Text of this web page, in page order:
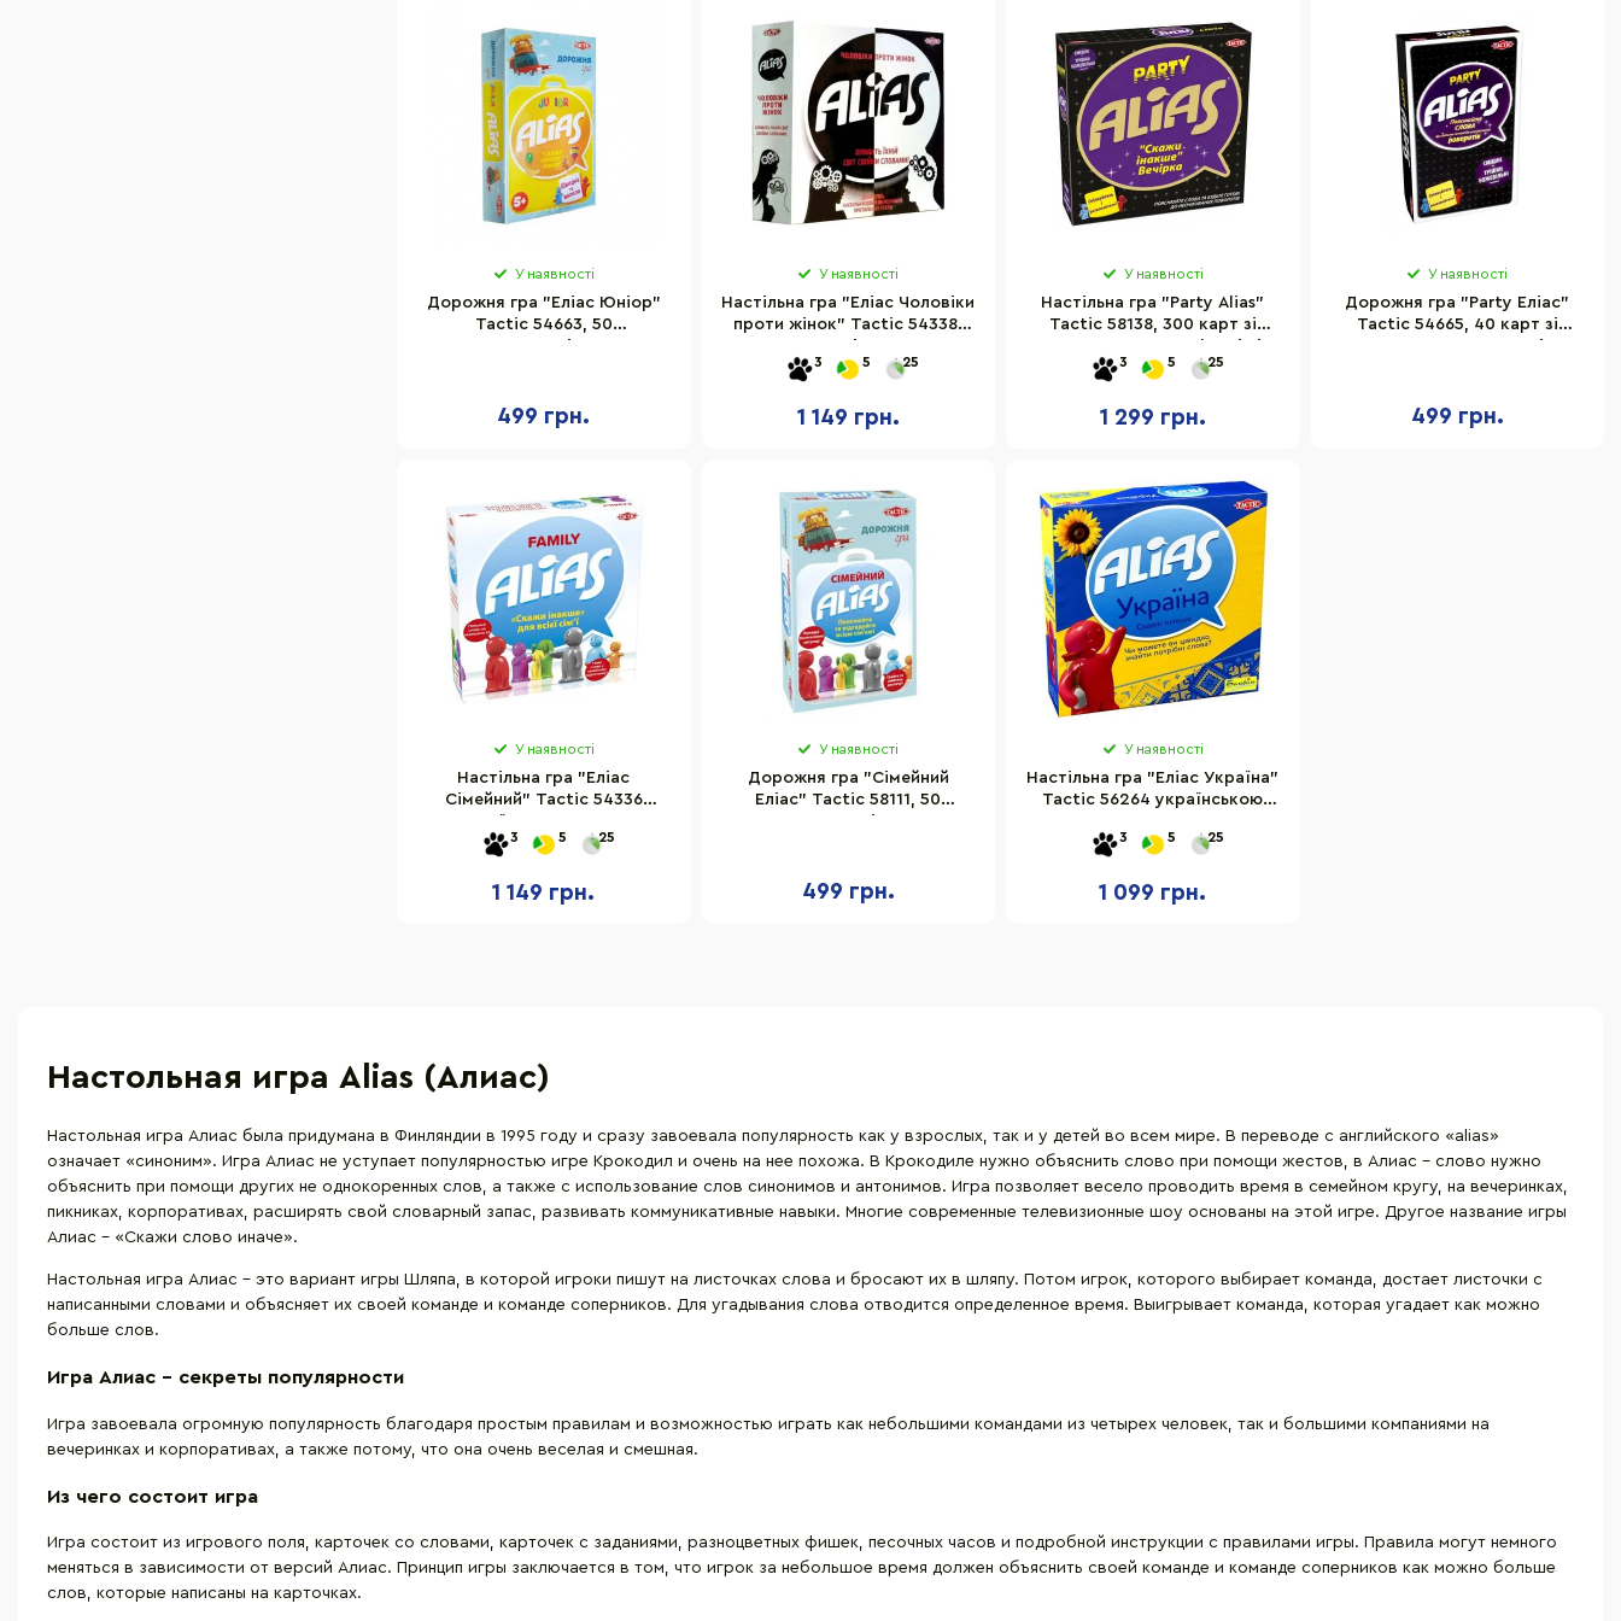
У наявності
Дорожня гра "Еліас Юніор"
Tactic 54663, 50
499 грн.
У наявності
Настільна гра "Еліас Чоловіки
проти жінок" Tactic 54338,
3 5 25
1 149 грн.
У наявності
Настільна гра "Party Alias"
Tactic 58138, 300 карт зі
завданнями
3 5 25
1 299 грн.
У наявності
Дорожня гра "Party Еліас"
Tactic 54665, 40 карт зі
499 грн.
У наявності
Настільна гра "Еліас
Сімейний" Tactic 54336
3 5 25
1 149 грн.
У наявності
Дорожня гра "Сімейний
Еліас" Tactic 58111, 50
499 грн.
У наявності
Настільна гра "Еліас Україна"
Tactic 56264 українською
3 5 25
1 099 грн.
Настольная игра Alias (Алиас)
Настольная игра Алиас была придумана в Финляндии в 1995 году и сразу завоевала популярность как у взрослых, так и у детей во всем мире. В переводе с английского «alias»
означает «синоним». Игра Алиас не уступает популярностью игре Крокодил и очень на нее похожа. В Крокодиле нужно объяснить слово при помощи жестов, в Алиас – слово нужно
объяснить при помощи других не однокоренных слов, а также с использование слов синонимов и антонимов. Игра позволяет весело проводить время в семейном кругу, на вечеринках,
пикниках, корпоративах, расширять свой словарный запас, развивать коммуникативные навыки. Многие современные телевизионные шоу основаны на этой игре. Другое название игры
Алиас - «Скажи слово иначе».
Настольная игра Алиас - это вариант игры Шляпа, в которой игроки пишут на листочках слова и бросают их в шляпу. Потом игрок, которого выбирает команда, достает листочки с
написанными словами и объясняет их своей команде и команде соперников. Для угадывания слова отводится определенное время. Выигрывает команда, которая угадает как можно
больше слов.
Игра Алиас – секреты популярности
Игра завоевала огромную популярность благодаря простым правилам и возможностью играть как небольшими командами из четырех человек, так и большими компаниями на
вечеринках и корпоративах, а также потому, что она очень веселая и смешная.
Из чего состоит игра
Игра состоит из игрового поля, карточек со словами, карточек с заданиями, разноцветных фишек, песочных часов и подробной инструкции с правилами игры. Правила могут немного
меняться в зависимости от версий Алиас. Принцип игры заключается в том, что игрок за небольшое время должен объяснить своей команде и команде соперников как можно больше
слов, которые написаны на карточках.